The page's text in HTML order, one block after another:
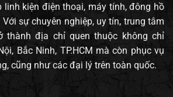
linh kiện điện thoại, máy tính, đông hồ
sự chuyên nghiệp, uy tín, trung tâm
thành địa chỉ quen thuộc không chỉ
Bắc Ninh, TP.HCM mà còn phục vụ
cũng như các đại lý trên toàn quốc.